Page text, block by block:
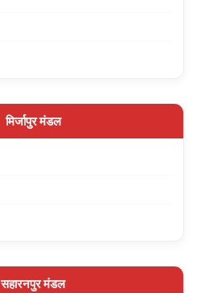
मिर्जापुर मंडल
सहारनपुर मंडल